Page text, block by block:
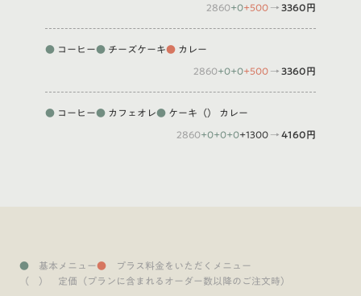
2860+0+500 → 3360円
● コーヒー● チーズケーキ● カレー
2860+0+0+500 → 3360円
● コーヒー● カフェオレ● ケーキ （） カレー
2860+0+0+0+1300 → 4160円
● 基本メニュー● プラス料金をいただくメニュー
（ ） 定価（プランに含まれるオーダー数以降のご注文時）